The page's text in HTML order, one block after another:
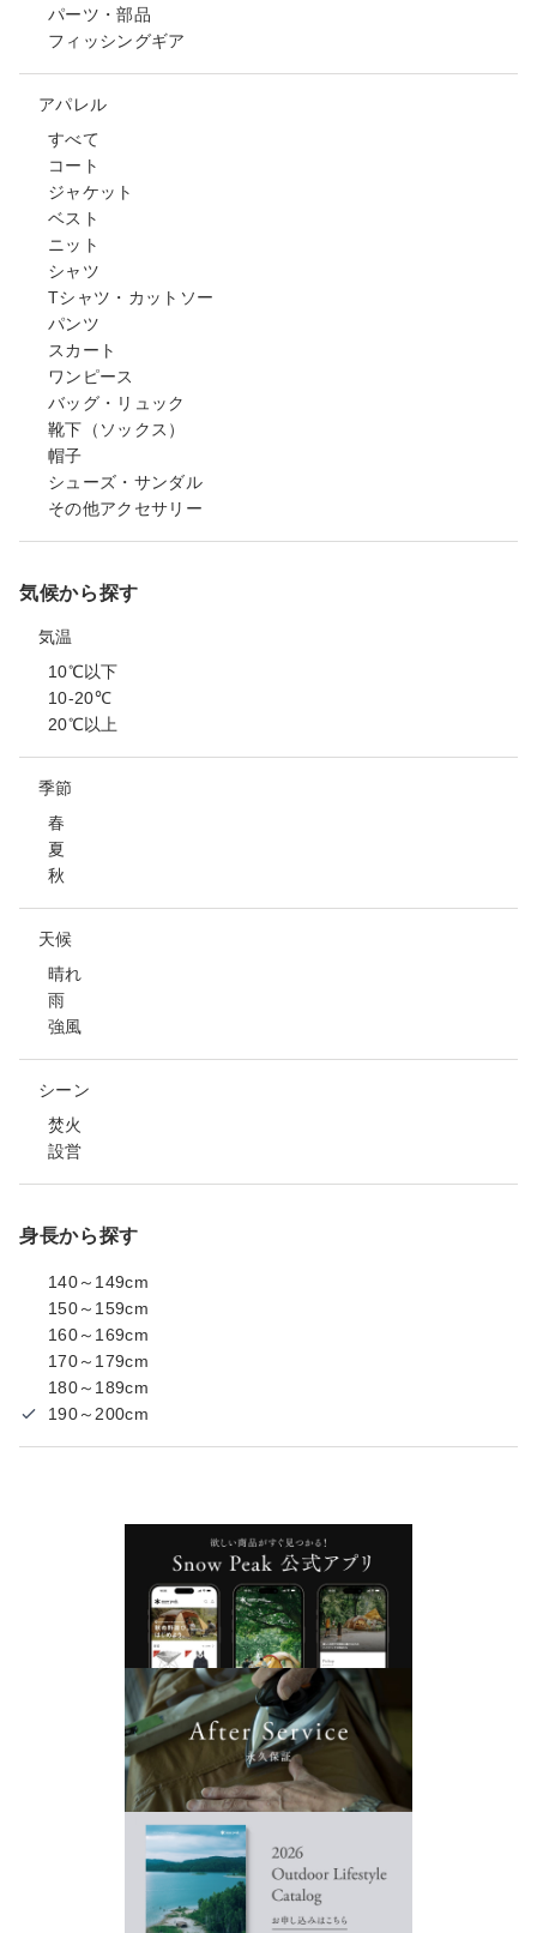
パーツ・部品
フィッシングギア
アパレル
すべて
コート
ジャケット
ベスト
ニット
シャツ
Tシャツ・カットソー
パンツ
スカート
ワンピース
バッグ・リュック
靴下（ソックス）
帽子
シューズ・サンダル
その他アクセサリー
気候から探す
気温
10℃以下
10-20℃
20℃以上
季節
春
夏
秋
天候
晴れ
雨
強風
シーン
焚火
設営
身長から探す
140～149cm
150～159cm
160～169cm
170～179cm
180～189cm
190～200cm